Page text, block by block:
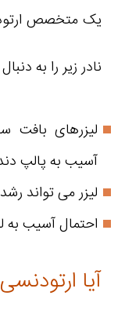
یک متخصص
نادر زیر را به
لیزرهای بافت
آسیب به پالپ
لیزر می تواند
احتمال آسیب به
آیا